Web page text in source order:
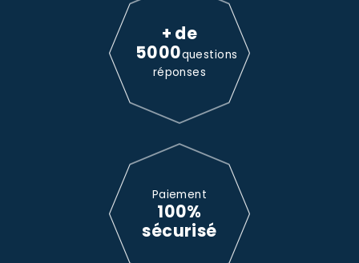
+ de
5000questions
réponses
Paiement
100%
sécurisé